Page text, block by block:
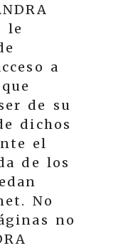
le
a
de su
dichos
el
de los
No
no